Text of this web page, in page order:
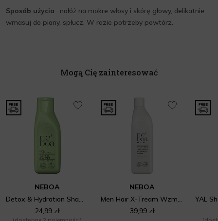
Sposób użycia : nałóż na mokre włosy i skórę głowy, delikatnie
wmasuj do piany, spłucz. W razie potrzeby powtórz.
Mogą Cię zainteresować
NEBOA
Detox & Hydration Shampoo
24,99 zł
NEBOA
Men Hair X-Tream Wzmacniający szampon dla mężczyzn
39,99 zł